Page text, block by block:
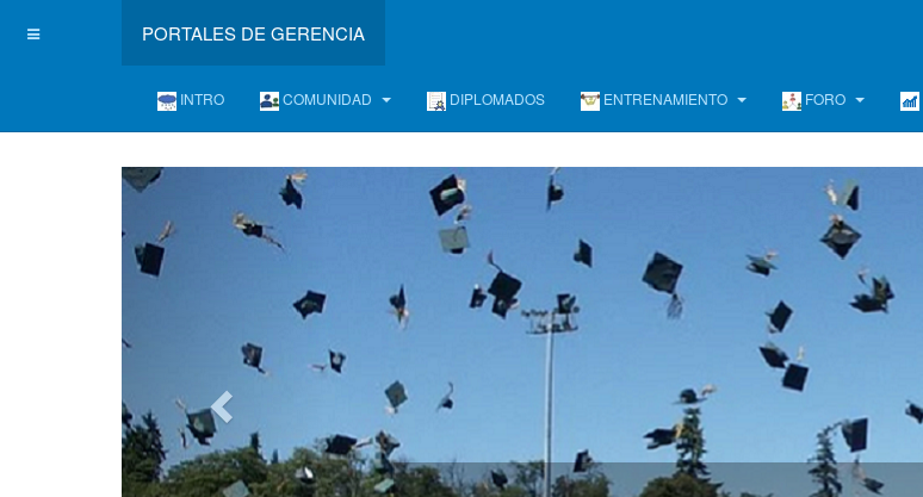
PORTALES DE GERENCIA
INTRO COMUNIDAD DIPLOMADOS ENTRENAMIENTO FORO